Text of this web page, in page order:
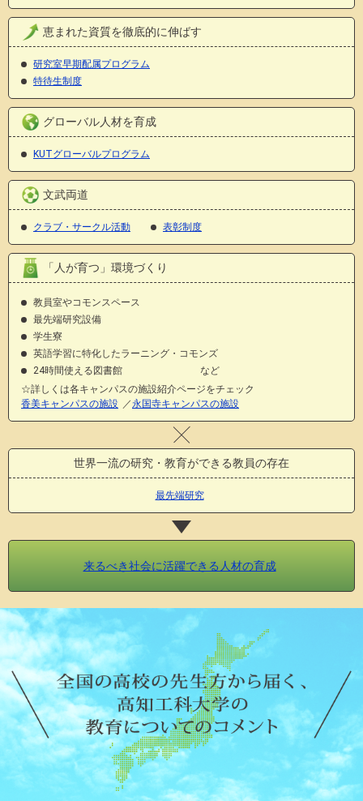
恵まれた資質を徹底的に伸ばす
研究室早期配属プログラム
特待生制度
グローバル人材を育成
KUTグローバルプログラム
文武両道
クラブ・サークル活動 表彰制度
「人が育つ」環境づくり
教員室やコモンスペース
最先端研究設備
学生寮
英語学習に特化したラーニング・コモンズ
24時間使える図書館 など
☆詳しくは各キャンパスの施設紹介ページをチェック
香美キャンパスの施設 ／永国寺キャンパスの施設
世界一流の研究・教育ができる教員の存在
最先端研究
来るべき社会に活躍できる人材の育成